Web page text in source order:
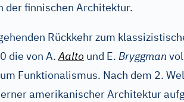
der finnischen Architektur.
Rückkehr zum
die von A.Aalto und E. Bryggman
Funktionalismus. Nach dem 2.
amerikanischer Architektur